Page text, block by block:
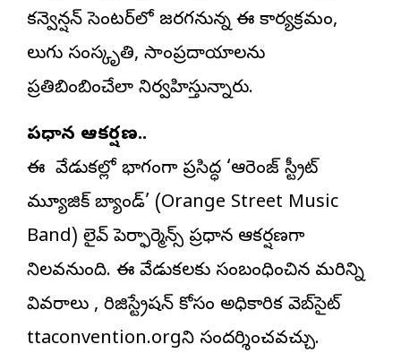
కన్వెన్షన్ సెంటర్‌లో జరగనున్న ఈ కార్యక్రమం,
తెలుగు సంస్కృతి, సాంప్రదాయాలను
ప్రతిబింబించేలా నిర్వహిస్తున్నారు.
ప్రధాన ఆకర్షణ..
ఈ వేడుకల్లో భాగంగా ప్రసిద్ధ ‘ఆరెంజ్ స్ట్రీట్
మ్యూజిక్ బ్యాండ్’ (Orange Street Music
Band) లైవ్ పెర్ఫార్మెన్స్ ప్రధాన ఆకర్షణగా
నిలవనుంది. ఈ వేడుకలకు సంబంధించిన మరిన్ని
వివరాలు , రిజిస్ట్రేషన్ కోసం అధికారిక వెబ్‌సైట్
ttaconvention.orgని సందర్శించవచ్చు.